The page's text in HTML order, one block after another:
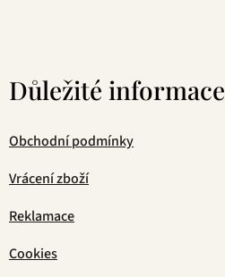
Důležité informace
Obchodní podmínky
Vrácení zboží
Reklamace
Cookies